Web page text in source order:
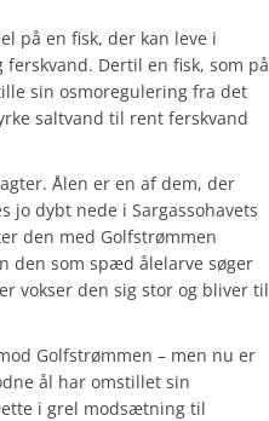
på en fisk, der kan leve i
Dertil en fisk, som på
sin osmoregulering fra det
saltvand til rent ferskvand
Ålen er en af dem, der
jo dybt nede i Sargassohavets
den med Golfstrømmen
den som spæd ålelarve søger
vokser den sig stor og bliver til
Golfstrømmen – men nu er
ål har omstillet sin
i grel modsætning til